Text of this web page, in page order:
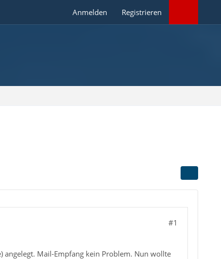
Anmelden Registrieren
#1
angelegt. Mail-Empfang kein Problem. Nun wollte